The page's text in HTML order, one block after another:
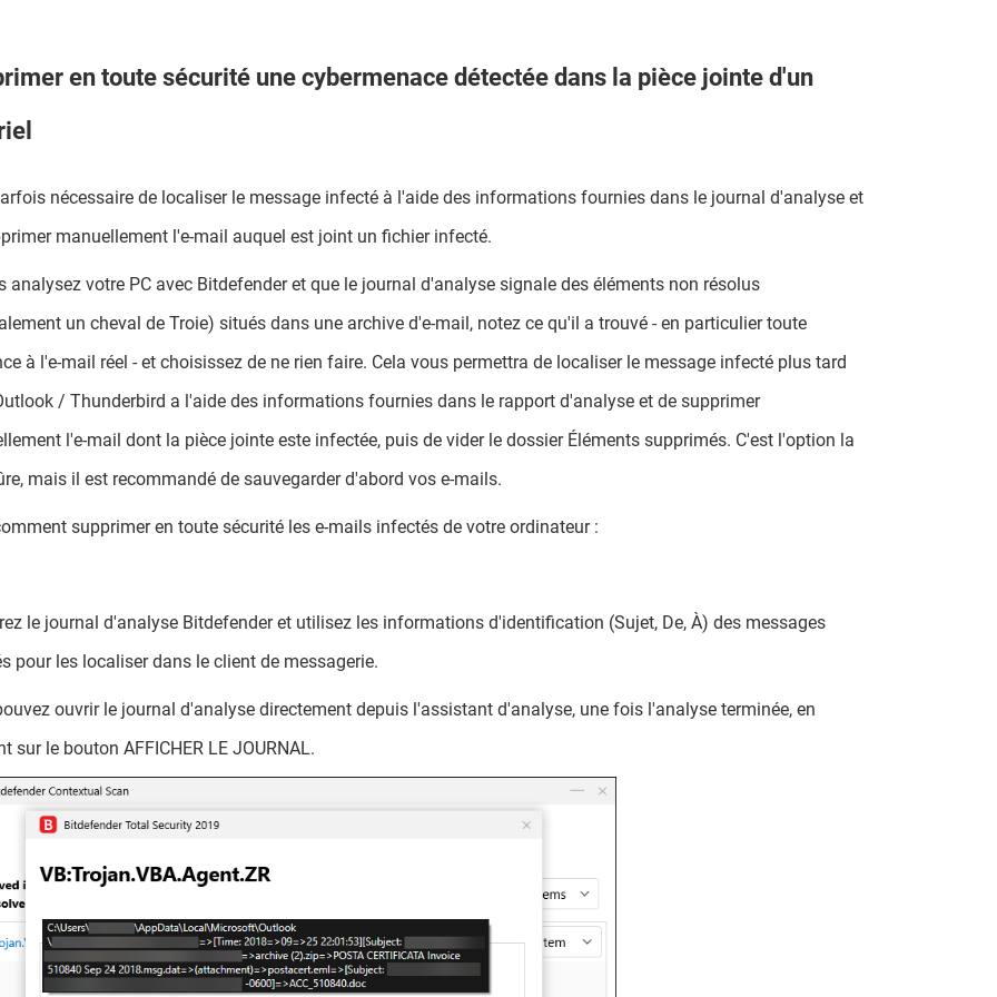
en toute sécurité une cybermenace détectée dans la pièce jointe d'un
nécessaire de localiser le message infecté à l'aide des informations fournies dans le journal d'analyse et
manuellement l'e-mail auquel est joint un fichier infecté.
analysez votre PC avec Bitdefender et que le journal d'analyse signale des éléments non résolus
un cheval de Troie) situés dans une archive d'e-mail, notez ce qu'il a trouvé - en particulier toute
à l'e-mail réel - et choisissez de ne rien faire. Cela vous permettra de localiser le message infecté plus tard
/ Thunderbird a l'aide des informations fournies dans le rapport d'analyse et de supprimer
l'e-mail dont la pièce jointe este infectée, puis de vider le dossier Éléments supprimés. C'est l'option la
mais il est recommandé de sauvegarder d'abord vos e-mails.
supprimer en toute sécurité les e-mails infectés de votre ordinateur :
le journal d'analyse Bitdefender et utilisez les informations d'identification (Sujet, De, À) des messages
pour les localiser dans le client de messagerie.
ouvrir le journal d'analyse directement depuis l'assistant d'analyse, une fois l'analyse terminée, en
sur le bouton AFFICHER LE JOURNAL.